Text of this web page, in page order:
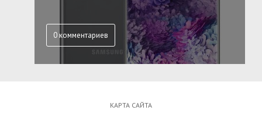
0 комментариев
КАРТА САЙТА